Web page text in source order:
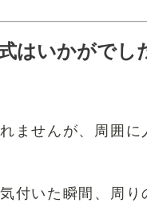
はいかがでし
ませんが、周囲に
付いた瞬間、周り